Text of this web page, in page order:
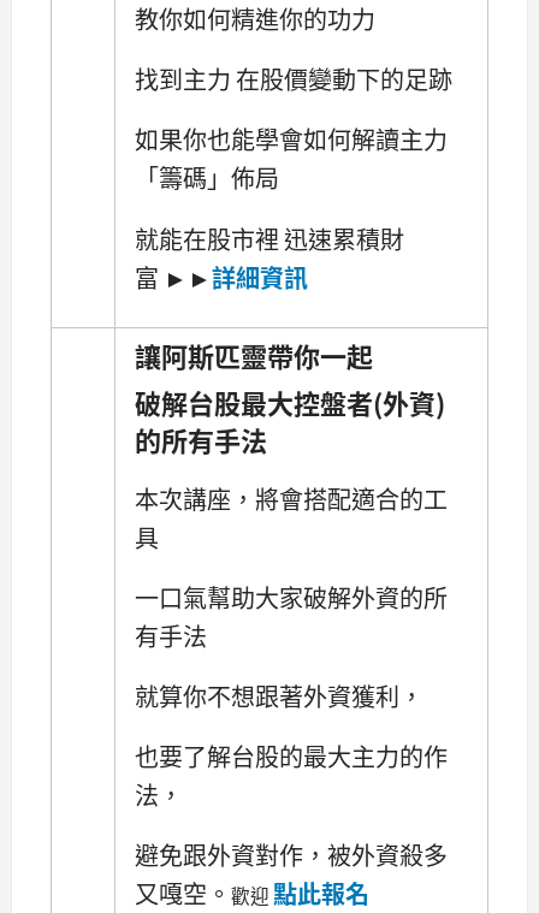
教你如何精進你的功力
找到主力 在股價變動下的足跡
如果你也能學會如何解讀主力
「籌碼」佈局
就能在股市裡 迅速累積財
富 ►►詳細資訊
讓阿斯匹靈帶你一起
破解台股最大控盤者(外資)
的所有手法
本次講座，將會搭配適合的工
具
一口氣幫助大家破解外資的所
有手法
就算你不想跟著外資獲利，
也要了解台股的最大主力的作
法，
避免跟外資對作，被外資殺多
又嘎空。 歡迎 點此報名